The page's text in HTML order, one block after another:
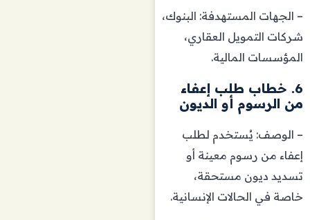
– الجهات المستهدفة: البنوك،
شركات التمويل العقاري،
المؤسسات المالية.
6. خطاب طلب إعفاء
من الرسوم أو الديون
– الوصف: يُستخدم لطلب
إعفاء من رسوم معينة أو
تسديد ديون مستحقة،
خاصة في الحالات الإنسانية.